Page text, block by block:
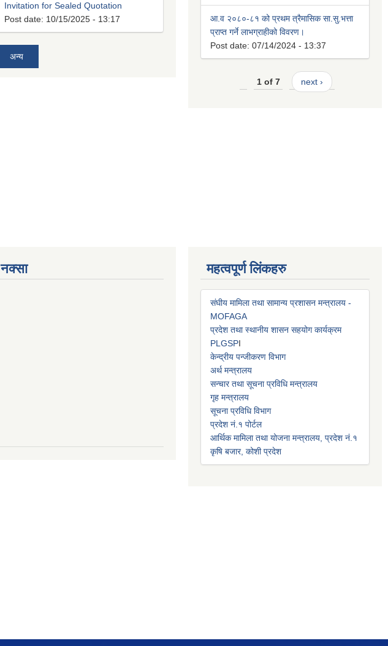
Invitation for Sealed Quotation
Post date: 10/15/2025 - 13:17
अन्य
आ.व २०८०-८१ को प्रथम त्रैमासिक सा.सु.भत्ता
प्राप्त गर्ने लाभग्राहीको विवरण।
Post date: 07/14/2024 - 13:37
1 of 7 next ›
नक्सा महत्वपूर्ण लिंकहरु
संघीय मामिला तथा सामान्य प्रशासन मन्त्रालय -
MOFAGA
प्रदेश तथा स्थानीय शासन सहयोग कार्यक्रम
PLGSPI
केन्द्रीय पन्जीकरण विभाग
अर्थ मन्त्रालय
सन्चार तथा सूचना प्रविधि मन्त्रालय
गृह मन्त्रालय
सूचना प्रविधि विभाग
प्रदेश नं.१ पोर्टल
आर्थिक मामिला तथा योजना मन्त्रालय, प्रदेश नं.१
कृषि बजार, कोशी प्रदेश